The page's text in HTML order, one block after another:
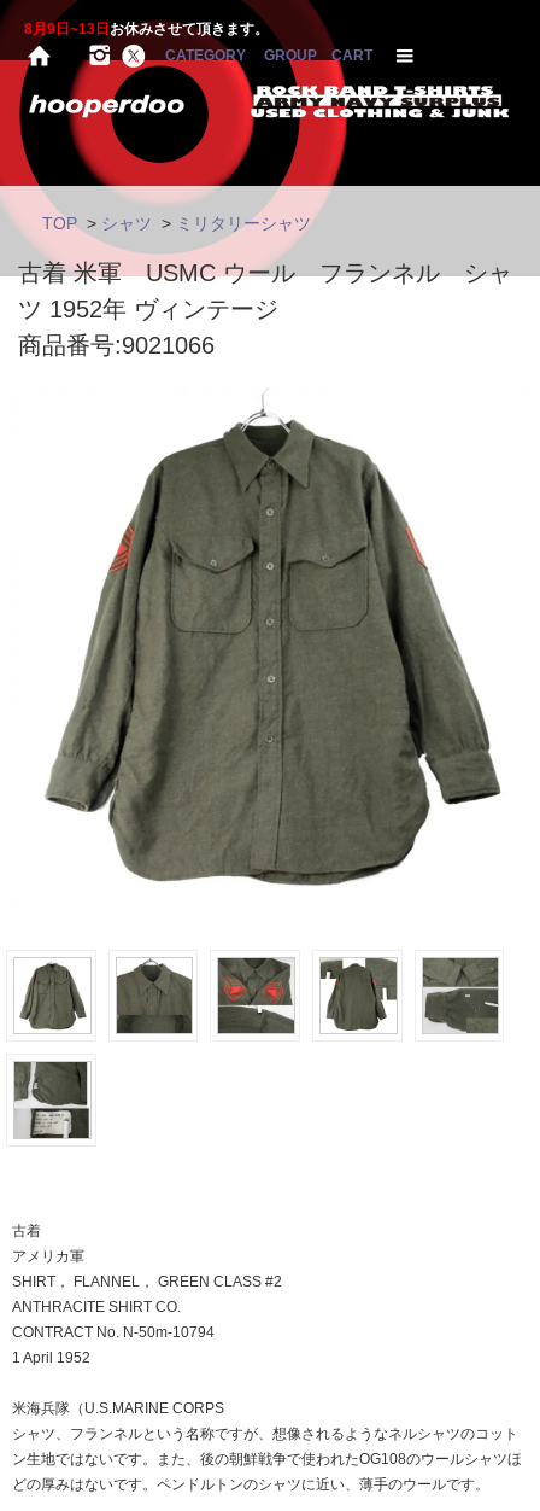
8月9日~13日 お休みさせて頂きます。
CATEGORY
GROUP CART
TOP > シャツ > ミリタリーシャツ
古着 米軍 USMC ウール フランネル シャ
ツ 1952年 ヴィンテージ
商品番号:9021066
古着
アメリカ軍
SHIRT， FLANNEL， GREEN CLASS #2
ANTHRACITE SHIRT CO.
CONTRACT No. N-50m-10794
1 April 1952
米海兵隊（U.S.MARINE CORPS
シャツ、フランネルという名称ですが、想像されるようなネルシャツのコット
ン生地ではないです。また、後の朝鮮戦争で使われたOG108のウールシャツほ
どの厚みはないです。ペンドルトンのシャツに近い、薄手のウールです。